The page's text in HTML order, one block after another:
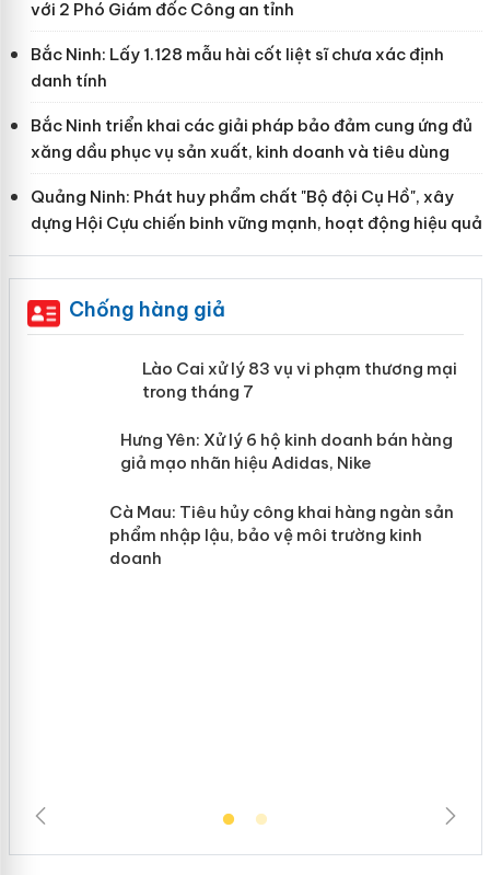
với 2 Phó Giám đốc Công an tỉnh
Bắc Ninh: Lấy 1.128 mẫu hài cốt liệt sĩ chưa xác định
danh tính
Bắc Ninh triển khai các giải pháp bảo đảm cung ứng đủ
xăng dầu phục vụ sản xuất, kinh doanh và tiêu dùng
Quảng Ninh: Phát huy phẩm chất "Bộ đội Cụ Hồ", xây
dựng Hội Cựu chiến binh vững mạnh, hoạt động hiệu quả
Chống hàng giả
Lào Cai xử lý 83 vụ vi phạm thương
mại trong tháng 7
Hưng Yên: Xử lý 6 hộ kinh doanh bán
hàng giả mạo nhãn hiệu Adidas, Nike